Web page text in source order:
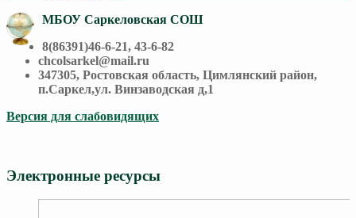
МБОУ Саркеловская СОШ
8(86391)46-6-21, 43-6-82
chcolsarkel@mail.ru
347305, Ростовская область, Цимлянский район,
п.Саркел,ул. Винзаводская д,1
Версия для слабовидящих
Электронные ресурсы